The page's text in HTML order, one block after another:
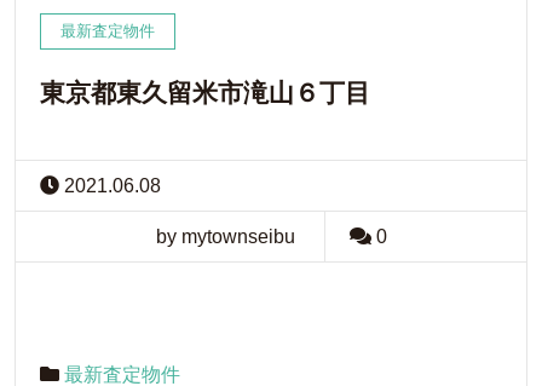
最新査定物件
東京都東久留米市滝山６丁目
2021.06.08
by mytownseibu 0
最新査定物件